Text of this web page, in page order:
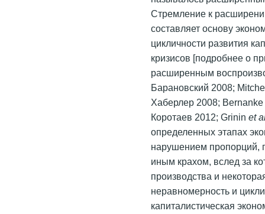
Стремление к
составляет основу
цикличности развития
кризисов [подробнее о
расширенным
Барановский 2008;
Хаберлер 2008;
Коротаев 2012; Grininet
определенных этапах
нарушением пропорций,
иным крахом, вслед за
производства и
неравномерность и
капиталистическая